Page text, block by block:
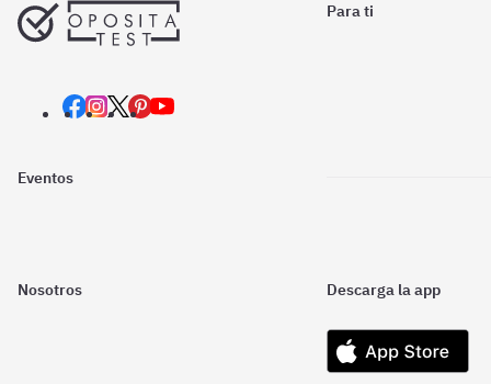
Para ti
Eventos
Nosotros Descarga la app